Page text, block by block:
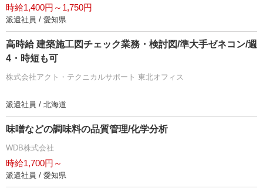
時給1,400円～1,750円
派遣社員 / 愛知県
高時給 建築施工図チェック業務・検討図/準大手ゼネコン/週
4・時短も可
株式会社アクト・テクニカルサポート 東北オフィス
派遣社員 / 北海道
味噌などの調味料の品質管理/化学分析
WDB株式会社
時給1,700円～
派遣社員 / 愛知県